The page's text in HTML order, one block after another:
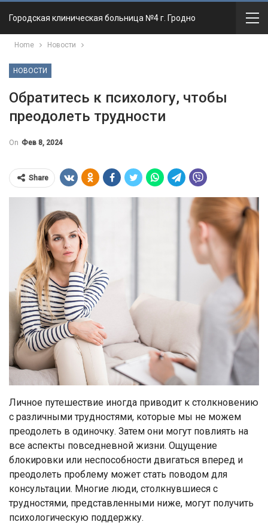
Городская клиническая больница №4 г. Гродно
Home Новости
НОВОСТИ
Обратитесь к психологу, чтобы
преодолеть трудности
On Фев 8, 2024
Share
Личное путешествие иногда приводит к столкновению
с различными трудностями, которые мы не можем
преодолеть в одиночку. Затем они могут повлиять на
все аспекты повседневной жизни. Ощущение
блокировки или неспособности двигаться вперед и
преодолеть проблему может стать поводом для
консультации. Многие люди, столкнувшиеся с
трудностями, представленными ниже, могут получить
психологическую поддержку.